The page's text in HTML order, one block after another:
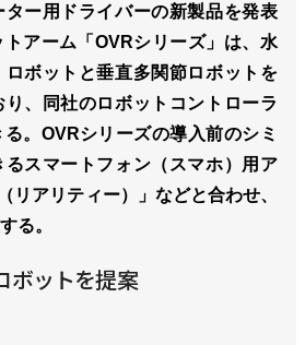
ター用ドライバーの新製品を発表
アーム「OVRシリーズ」は、水
ボットと垂直多関節ロボットを
、同社のロボットコントローラ
。OVRシリーズの導入前のシミ
るスマートフォン（スマホ）用ア
リアリティー）」などと合わせ、
る。
ボットを提案